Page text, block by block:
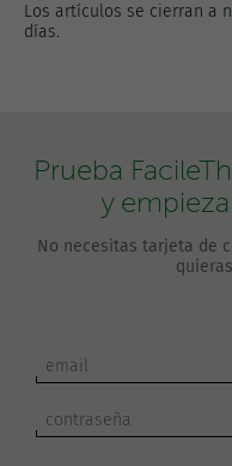
Los artículos se cierran a
días.
Prueba
y
No necesitas tarjeta de